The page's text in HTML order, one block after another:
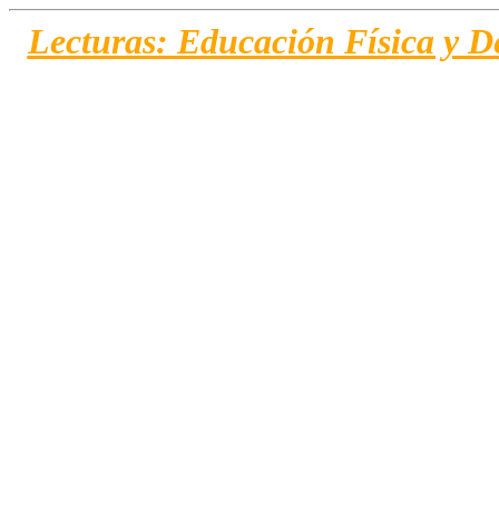
Lecturas: Educación Física y